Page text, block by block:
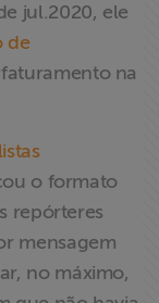
jul.2020, ele
de
na
o formato
repórteres
mensagem
no máximo,